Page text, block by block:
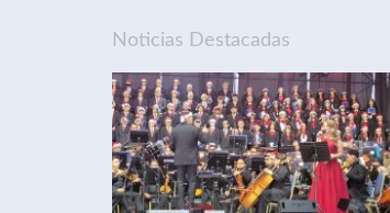
Noticias Destacadas